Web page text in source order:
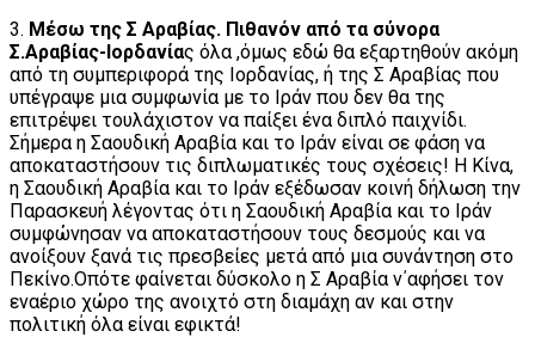
3. Μέσω της Σ Αραβίας. Πιθανόν από τα σύνορα
Σ.Αραβίας-Ιορδανίας όλα ,όμως εδώ θα εξαρτηθούν ακόμη
από τη συμπεριφορά της Ιορδανίας, ή της Σ Αραβίας που
υπέγραψε μια συμφωνία με το Ιράν που δεν θα της
επιτρέψει τουλάχιστον να παίξει ένα διπλό παιχνίδι.
Σήμερα η Σαουδική Αραβία και το Ιράν είναι σε φάση να
αποκαταστήσουν τις διπλωματικές τους σχέσεις! Η Κίνα,
η Σαουδική Αραβία και το Ιράν εξέδωσαν κοινή δήλωση την
Παρασκευή λέγοντας ότι η Σαουδική Αραβία και το Ιράν
συμφώνησαν να αποκαταστήσουν τους δεσμούς και να
ανοίξουν ξανά τις πρεσβείες μετά από μια συνάντηση στο
Πεκίνο.Οπότε φαίνεται δύσκολο η Σ Αραβία ν΄αφήσει τον
εναέριο χώρο της ανοιχτό στη διαμάχη αν και στην
πολιτική όλα είναι εφικτά!